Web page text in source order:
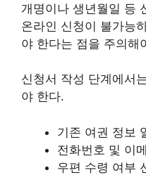
개명이나 생년월일 등
온라인 신청이 불가능
야 한다는 점을 주의해
신청서 작성 단계에서
야 한다.
기존 여권 정보
전화번호 및 이
우편 수령 여부